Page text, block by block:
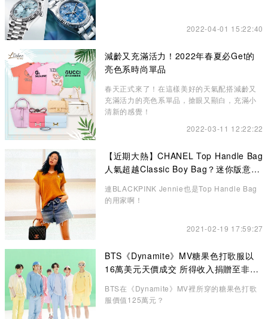
2022-04-01 15:22:40
減齡又充滿活力！2022年春夏必Get的
亮色系時尚單品
春天正式來了！在這樣美好的天氣配搭減齡又
充滿活力的亮色系單品，搶眼又顯白，充滿小
清新的感覺！
2022-03-11 12:22:22
【近期大熱】CHANEL Top Handle Bag
人氣超越Classic Boy Bag？迷你版意想
連BLACKPINK Jennie也是Top Handle Bag
的用家啊！
2021-02-19 17:59:27
BTS《Dynamite》MV糖果色打歌服以
16萬美元天價成交 所得收入捐贈至非牟
BTS在《Dynamite》MV裡所穿的糖果色打歌
服價值125萬元？